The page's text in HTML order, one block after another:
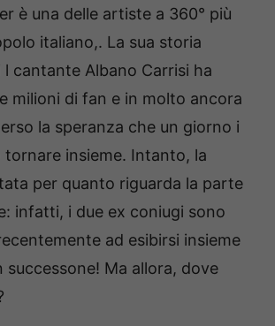
è una delle artiste a 360° più
italiano,. La sua storia
l cantante Albano Carrisi ha
milioni di fan e in molto ancora
la speranza che un giorno i
tornare insieme. Intanto, la
per quanto riguarda la parte
infatti, i due ex coniugi sono
ad esibirsi insieme
successone! Ma allora, dove